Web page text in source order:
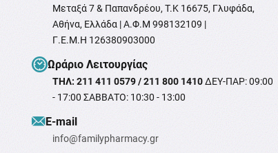
Μεταξά 7 & Παπανδρέου, T.K 16675, Γλυφάδα,
Αθήνα, Ελλάδα | Α.Φ.Μ 998132109 |
Γ.Ε.Μ.Η 126380903000
Ωράριο Λειτουργίας
ΤΗΛ: 211 411 0579 / 211 800 1410ΔΕΥ-ΠΑΡ: 09:00
- 17:00 ΣΑΒΒΑΤΟ: 10:30 - 13:00
Ε-mail
info@familypharmacy.gr